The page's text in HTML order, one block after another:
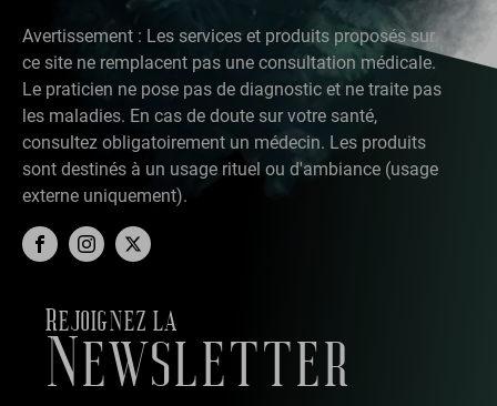
Avertissement : Les services et produits proposés sur
ce site ne remplacent pas une consultation médicale.
Le praticien ne pose pas de diagnostic et ne traite pas
les maladies. En cas de doute sur votre santé,
consultez obligatoirement un médecin. Les produits
sont destinés à un usage rituel ou d'ambiance (usage
externe uniquement).
Rejoignez la
Newsletter